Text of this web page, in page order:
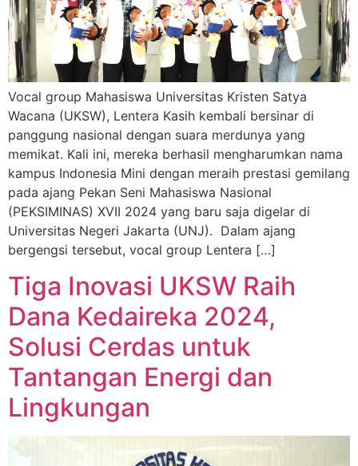
Vocal group Mahasiswa Universitas Kristen Satya
Wacana (UKSW), Lentera Kasih kembali bersinar di
panggung nasional dengan suara merdunya yang
memikat. Kali ini, mereka berhasil mengharumkan nama
kampus Indonesia Mini dengan meraih prestasi gemilang
pada ajang Pekan Seni Mahasiswa Nasional
(PEKSIMINAS) XVII 2024 yang baru saja digelar di
Universitas Negeri Jakarta (UNJ). Dalam ajang
bergengsi tersebut, vocal group Lentera […]
Tiga Inovasi UKSW Raih
Dana Kedaireka 2024,
Solusi Cerdas untuk
Tantangan Energi dan
Lingkungan